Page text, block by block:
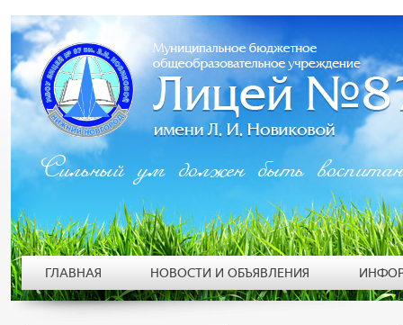
Сильный ум должен быть
ГЛАВНАЯ НОВОСТИ И ОБЪЯВЛЕНИЯ